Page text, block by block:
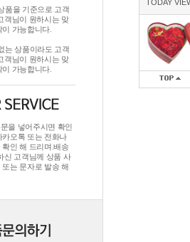
TODAY
품을 기준으로 고객
객님이 원하시는 맞
가능합니다.
는 상품이라도 고객
객님이 원하시는 맞
가능합니다.
을 넣어주시면 확인
카오톡 또는 전화나
확인 해 드리며.배송
신 고객님께 상품 사
또는 문자로 발송 해